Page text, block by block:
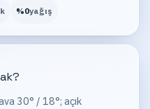
%0yağış
30° / 18°; açık